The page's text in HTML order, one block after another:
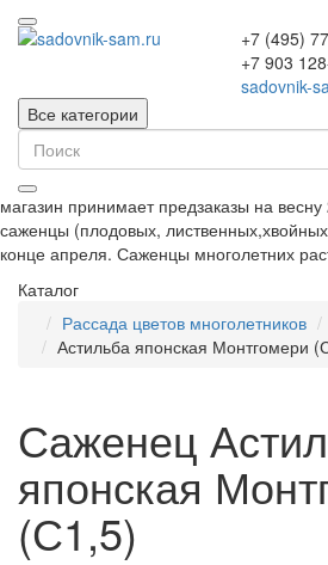
+7 (495)
+7 903
sadovnik-
Все категории
магазин принимает предзаказы на весну
саженцы (плодовых,
конце апреля. Саженцы многолетних
Каталог
Рассада цветов многолетников
Астильба японская Монтгомери
Саженец
японская
(С1,5)